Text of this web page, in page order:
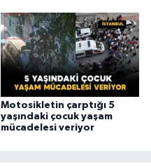
Motosikletin çarptığı 5
yaşındaki çocuk yaşam
mücadelesi veriyor